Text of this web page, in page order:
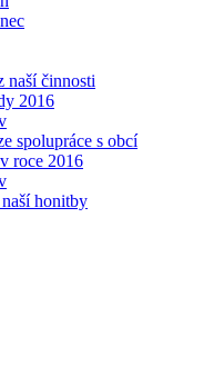
naší činnosti
2016
spolupráce s obcí
roce 2016
honitby